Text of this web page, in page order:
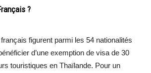
?
figurent parmi les 54 nationalités
d’une exemption de visa de 30
touristiques en Thaïlande. Pour un